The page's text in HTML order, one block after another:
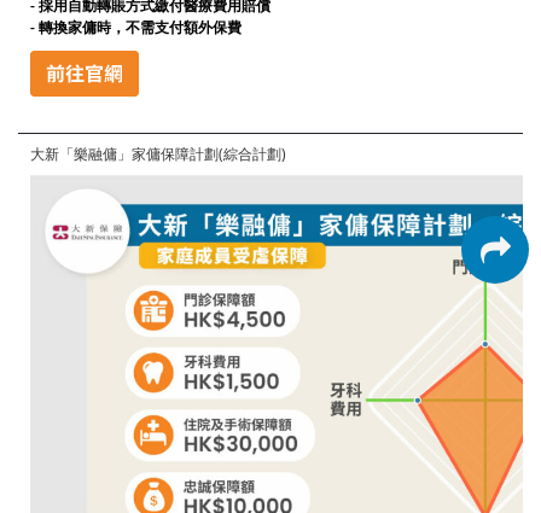
-採用自動轉賬方式繳付醫療費用賠償
- 轉換家傭時，不需支付額外保費
大新「樂融傭」家傭保障計劃(綜合計劃)